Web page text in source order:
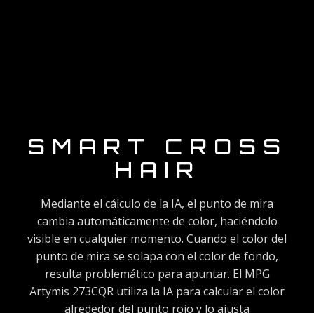
SMART CROSS
HAIR
Mediante el cálculo de la IA, el punto de mira
cambia automáticamente de color, haciéndolo
visible en cualquier momento. Cuando el color del
punto de mira se solapa con el color de fondo,
resulta problemático para apuntar. El MPG
Artymis 273CQR utiliza la IA para calcular el color
alrededor del punto rojo y lo ajusta